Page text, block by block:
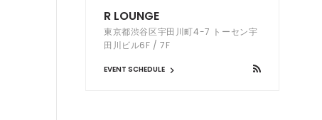
R LOUNGE
東京都渋谷区宇田川町4-7 トーセン宇
田川ビル6F / 7F
EVENT SCHEDULE